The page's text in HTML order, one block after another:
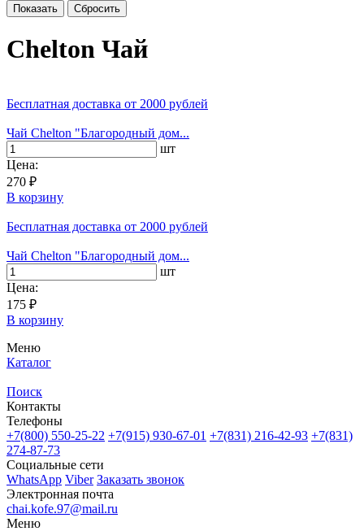
Chelton Чай
Бесплатная доставка от 2000 рублей
Чай Chelton "Благородный дом...
шт
Цена:
270 ₽
В корзину
Бесплатная доставка от 2000 рублей
Чай Chelton "Благородный дом...
шт
Цена:
175 ₽
В корзину
Меню
Каталог
Поиск
Контакты
Телефоны
+7(800) 550-25-22 +7(915) 930-67-01 +7(831) 216-42-93 +7(831)
274-87-73
Социальные сети
WhatsApp Viber Заказать звонок
Электронная почта
chai.kofe.97@mail.ru
Меню